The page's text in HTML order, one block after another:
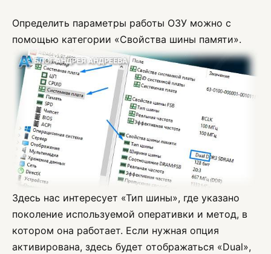
Определить параметры работы ОЗУ можно с
помощью категории «Свойства шины памяти».
Здесь нас интересует «Тип шины», где указано
поколение используемой оперативки и метод, в
котором она работает. Если нужная опция
активирована, здесь будет отображаться «Dual»,